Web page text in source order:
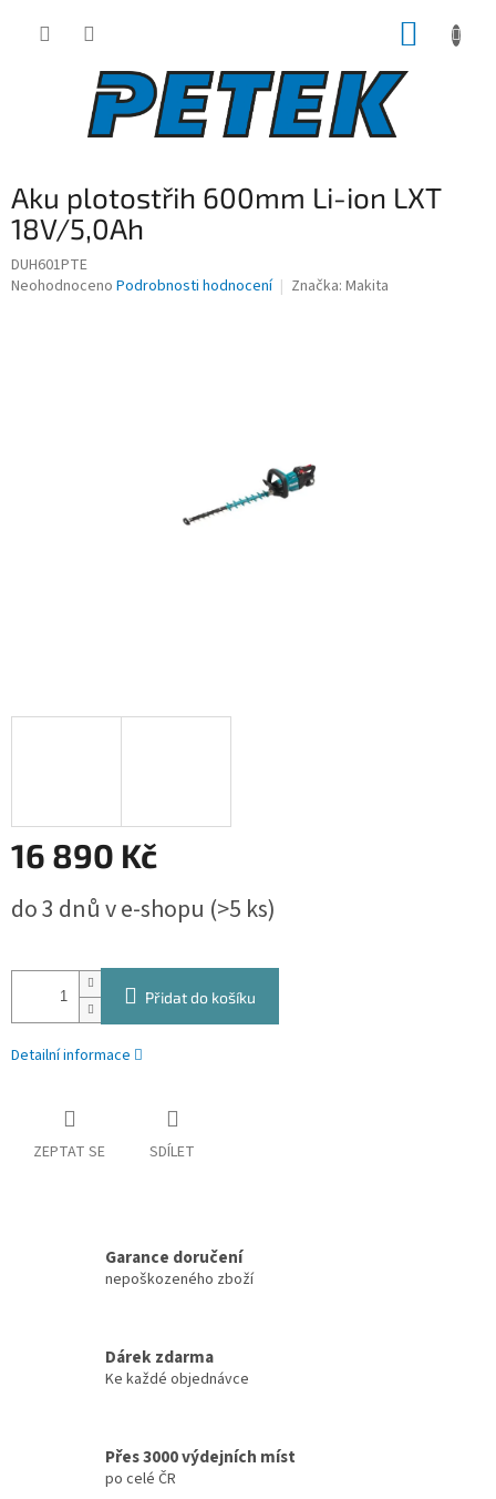
Aku plotostřih 600mm Li-ion LXT
18V/5,0Ah
DUH601PTE
Průměrné
Neohodnoceno Podrobnosti hodnocení Značka: Makita
16 890 Kč
cena:
do 3 dnů v e-shopu (>5 ks)
Přidat do košíku
Detailní informace
ZEPTAT SE SDÍLET
Garance doručení
nepoškozeného zboží
Dárek zdarma
Ke každé objednávce
Přes 3000 výdejních míst
po celé ČR